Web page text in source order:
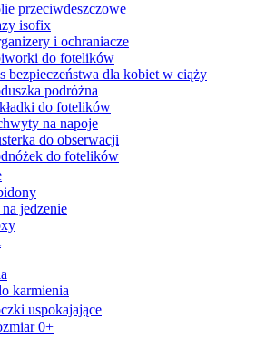
przeciwdeszczowe
isofix
i ochraniacze
do fotelików
bezpieczeństwa dla kobiet w ciąży
podróżna
do fotelików
na napoje
do obserwacji
do fotelików
jedzenie
karmienia
uspokajające
0+